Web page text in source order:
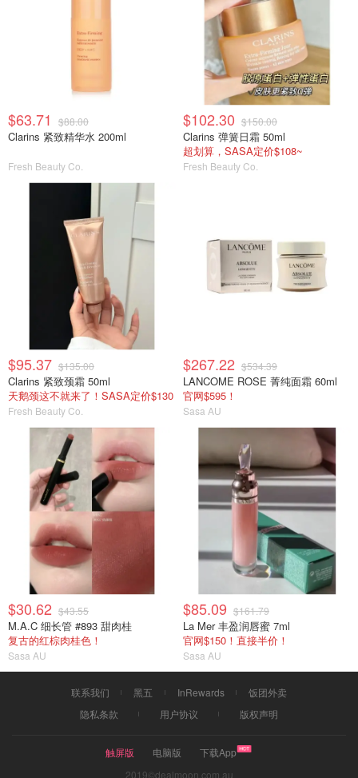
$63.71 $88.00
Clarins 紧致精华水 200ml
Fresh Beauty Co.
$102.30 $150.00
Clarins 弹簧日霜 50ml
超划算，SASA定价$108~
Fresh Beauty Co.
$95.37 $135.00
Clarins 紧致颈霜 50ml
天鹅颈这不就来了！SASA定价$130
Fresh Beauty Co.
$267.22 $534.39
LANCOME ROSE 菁纯面霜 60ml
官网$595！
Sasa AU
$30.62 $43.55
M.A.C 细长管 #893 甜肉桂
复古的红棕肉桂色！
Sasa AU
$85.09 $161.79
La Mer 丰盈润唇蜜 7ml
官网$150！直接半价！
Sasa AU
联系我们 黑五 InRewards
饭团外卖
隐私条款
用户协议 版权声明
触屏版 电脑版
下载App
2019©dealmoon.com.au